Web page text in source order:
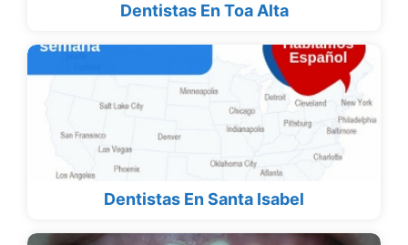
Dentistas En Toa Alta
Dentistas En Santa Isabel